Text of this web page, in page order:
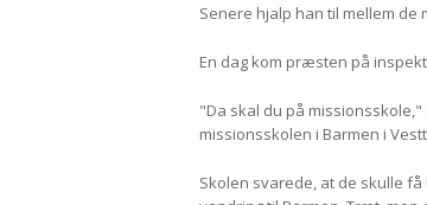
Senere hjalp han til mellem de
En dag kom præsten på
"Da skal du på
missionsskolen i Barmen i
Skolen svarede, at de skulle